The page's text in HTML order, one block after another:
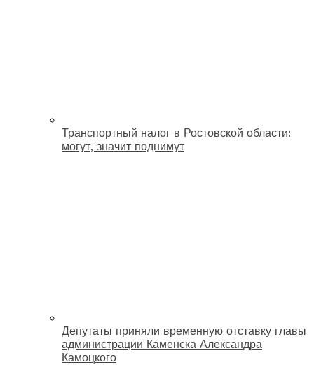
Транспортный налог в Ростовской области:
могут, значит поднимут
Депутаты приняли временную отставку главы
администрации Каменска Александра
Камоцкого